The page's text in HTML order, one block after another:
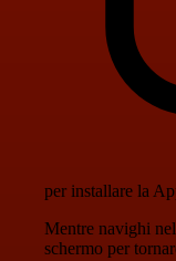
per installare la
Mentre navighi
schermo per